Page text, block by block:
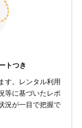
トつき
す。レンタル利用
等に基づいたレポ
況が一目で把握で